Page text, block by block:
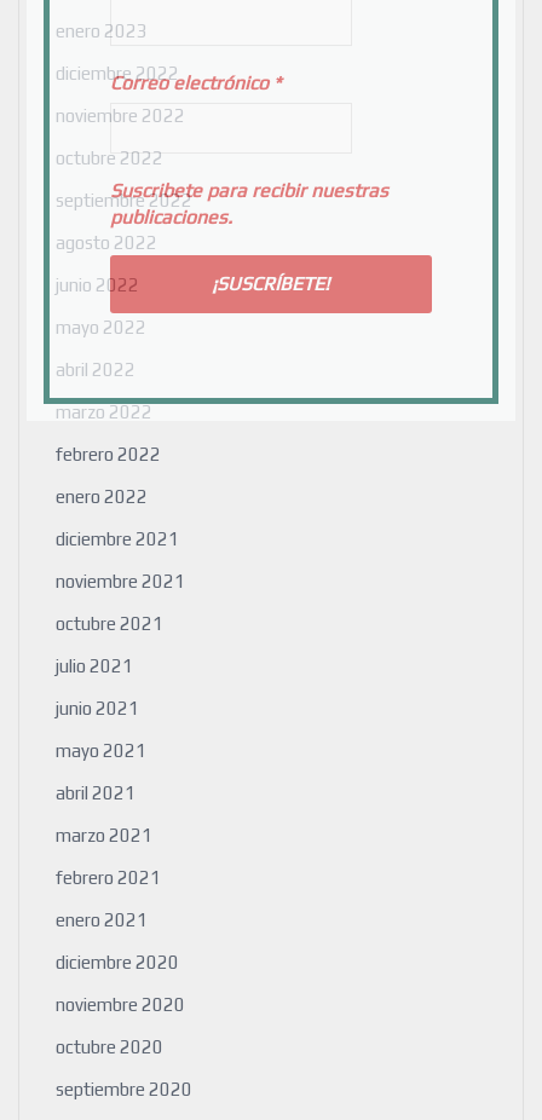
enero 2023
diciembre 2022
noviembre 2022
octubre 2022
septiembre 2022
agosto 2022
junio 2022
mayo 2022
abril 2022
marzo 2022
febrero 2022
enero 2022
diciembre 2021
noviembre 2021
octubre 2021
julio 2021
junio 2021
mayo 2021
abril 2021
marzo 2021
febrero 2021
enero 2021
diciembre 2020
noviembre 2020
octubre 2020
septiembre 2020
Correo electrónico *
Suscribete para recibir nuestras
publicaciones.